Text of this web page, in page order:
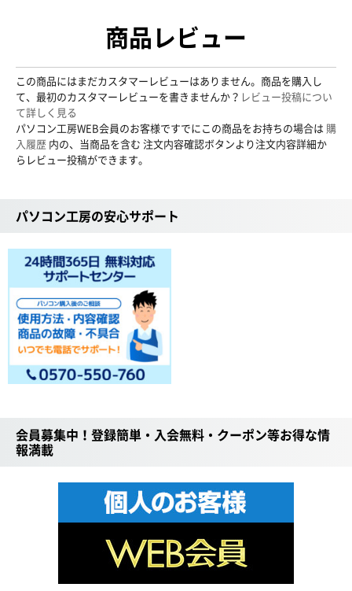
商品レビュー
この商品にはまだカスタマーレビューはありません。商品を購入し
て、最初のカスタマーレビューを書きませんか？ レビュー投稿につい
て詳しく見る
パソコン工房WEB会員のお客様ですでにこの商品をお持ちの場合は 購
入履歴 内の、当商品を含む 注文内容確認ボタンより注文内容詳細か
らレビュー投稿ができます。
パソコン工房の安心サポート
会員募集中！登録簡単・入会無料・クーポン等お得な情
報満載